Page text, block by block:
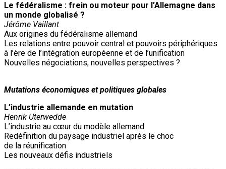
Le fédéralisme : frein ou moteur pour l’Allemagne dans
un monde globalisé ?
Jérôme Vaillant
Aux origines du fédéralisme allemand
Les relations entre pouvoir central et pouvoirs périphériques
à l’ère de l’intégration européenne et de l’unification
Nouvelles négociations, nouvelles perspectives ?
Mutations économiques et politiques globales
L’industrie allemande en mutation
Henrik Uterwedde
L’industrie au cœur du modèle allemand
Redéfinition du paysage industriel après le choc
de la réunification
Les nouveaux défis industriels